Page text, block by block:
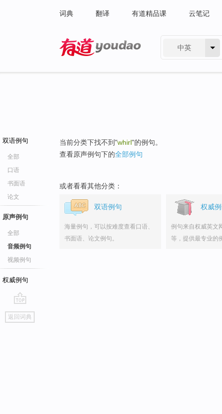
词典 翻译 有道精品课 云笔记
中英
双语例句
全部
口语
书面语
论文
原声例句
全部
音频例句
视频例句
权威例句
go
top
返回词典
当前分类下找不到"whirl"的例句。
查看原声例句下的全部例句
或者看看其他分类：
双语例句
海量例句，可以按难度查看口语、
书面语、论文例句。
权威
例句来自权威英文
等，提供最专业的